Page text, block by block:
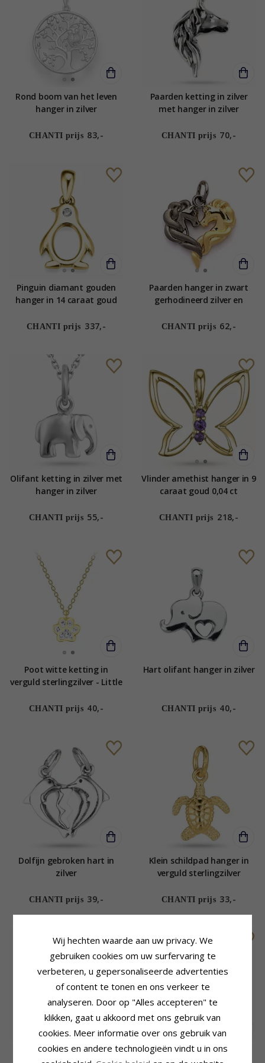
Rond boom van het leven
hanger in zilver
CHANTI prijs 83,-
Paarden ketting in zilver
met hanger in zilver
CHANTI prijs 70,-
Pinguin diamant gouden
hanger in 14 caraat goud
CHANTI prijs 337,-
Paarden hanger in zwart
gerhodineerd zilver en
CHANTI prijs 62,-
Olifant ketting in zilver met
hanger in zilver
CHANTI prijs 55,-
Vlinder amethist hanger in 9
caraat goud 0,04 ct
CHANTI prijs 218,-
Poot witte ketting in
verguld sterlingzilver - Little
CHANTI prijs 40,-
Hart olifant hanger in zilver
CHANTI prijs 40,-
Dolfijn gebroken hart in
zilver
CHANTI prijs 39,-
Klein schildpad hanger in
verguld sterlingzilver
CHANTI prijs 33,-
Olifant hanger in verguld
Olifant hanger in zilver
Wij hechten waarde aan uw privacy. We
gebruiken cookies om uw surfervaring te
verbeteren, u gepersonaliseerde advertenties
of content te tonen en ons verkeer te
analyseren. Door op "Alles accepteren" te
klikken, gaat u akkoord met ons gebruik van
cookies. Meer informatie over ons gebruik van
cookies en andere technologieën vindt u in ons